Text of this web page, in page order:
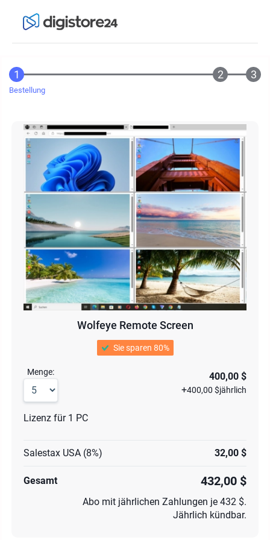
Bestellung
Wolfeye Remote Screen
Sie sparen 80%
Menge:
400,00 $
+400,00 $jährlich
Lizenz für 1 PC
Salestax USA (8%) 32,00 $
Gesamt 432,00 $
Abo mit jährlichen Zahlungen je 432 $.
Jährlich kündbar.